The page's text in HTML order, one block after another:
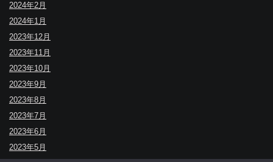
2024年2月
2024年1月
2023年12月
2023年11月
2023年10月
2023年9月
2023年8月
2023年7月
2023年6月
2023年5月